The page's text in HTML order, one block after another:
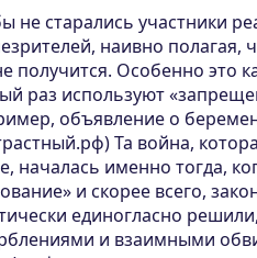
не старались участники
наивно
получится. Особенно это
раз используют
объявление о
Та война,
началась именно тогда,
и скорее всего,
единогласно
и взаимными